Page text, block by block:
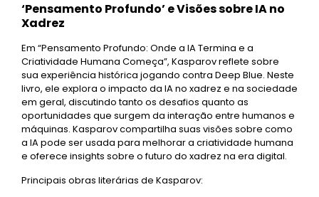
‘Pensamento Profundo’ e Visões sobre IA no
Xadrez
Em “Pensamento Profundo: Onde a IA Termina e a
Criatividade Humana Começa”, Kasparov reflete sobre
sua experiência histórica jogando contra Deep Blue. Neste
livro, ele explora o impacto da IA no xadrez e na sociedade
em geral, discutindo tanto os desafios quanto as
oportunidades que surgem da interação entre humanos e
máquinas. Kasparov compartilha suas visões sobre como
a IA pode ser usada para melhorar a criatividade humana
e oferece insights sobre o futuro do xadrez na era digital.
Principais obras literárias de Kasparov: